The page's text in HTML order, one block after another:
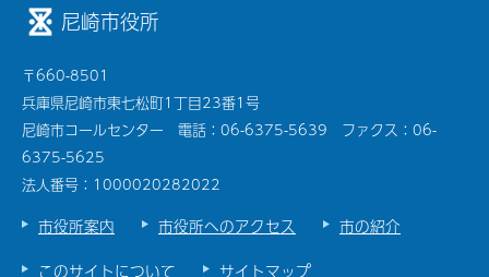
尼崎市役所
〒660-8501
兵庫県尼崎市東七松町1丁目23番1号
尼崎市コールセンター 電話：06-6375-5639 ファクス：06-
6375-5625
法人番号：1000020282022
市役所案内 市役所へのアクセス
市の紹介
このサイトについて
サイトマップ